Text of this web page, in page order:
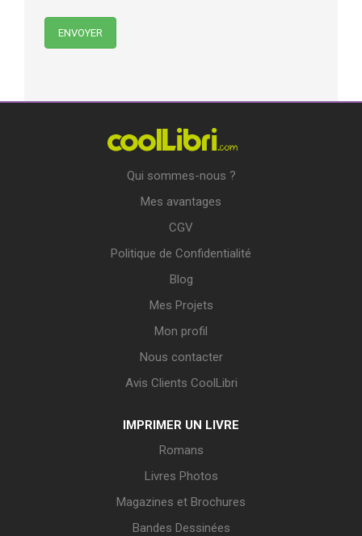
Qui sommes-nous ?
Mes avantages
CGV
Politique de Confidentialité
Blog
Mes Projets
Mon profil
Nous contacter
Avis Clients CoolLibri
IMPRIMER UN LIVRE
Romans
Livres Photos
Magazines et Brochures
Bandes Dessinées